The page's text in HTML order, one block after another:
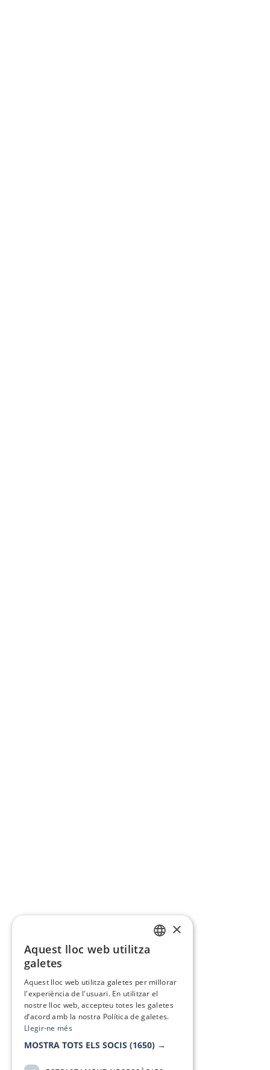
×
Aquest lloc web utilitza
galetes
Aquest lloc web utilitza galetes per millorar
l'experiència de l'usuari. En utilitzar el
nostre lloc web, accepteu totes les galetes
d’acord amb la nostra Política de galetes.
Llegir-ne més
MOSTRA TOTS ELS SOCIS (1650) →